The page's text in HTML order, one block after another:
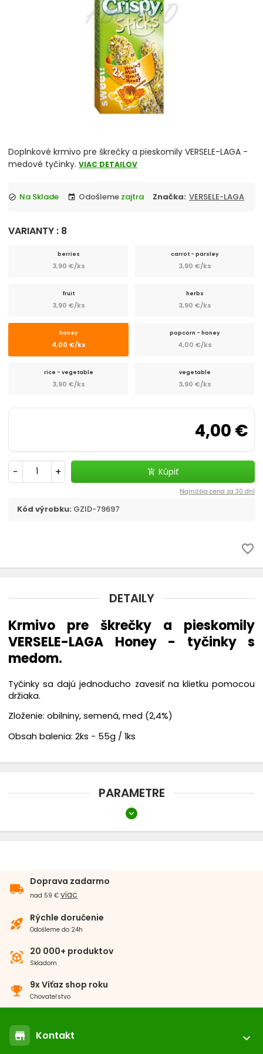
Prepravky a tašky
Doplnkové krmivo pre škrečky a pieskomily VERSELE-LAGA -
medové tyčinky. VIAC DETAILOV
check_circle Na Sklade event Odošleme zajtra Značka: VERSELE-LAGA
VARIANTY : 8
berries
3,90 €/ks
carrot - parsley
3,90 €/ks
fruit
3,90 €/ks
herbs
3,90 €/ks
honey
4,00 €/ks
popcorn - honey
4,00 €/ks
rice - vegetable
3,90 €/ks
vegetable
3,90 €/ks
4,00 €
- + add_shopping_cart Kúpiť
Najnižšia cena za 30 dní
Kód výrobku: GZID-79697
favorite_border
DETAILY
Krmivo pre škrečky a pieskomily
VERSELE-LAGA Honey - tyčinky s
medom.
Tyčinky sa dajú jednoducho zavesiť na klietku pomocou
držiaka.
Zloženie: obilniny, semená, med (2,4%)
Obsah balenia: 2ks - 55g / 1ks
PARAMETRE
expand_more
local_shipping
Doprava zadarmo
nad 59 € viac
rocket_launch Rýchle doručenie
Odošleme do 24h
view_in_ar 20 000+ produktov
Skladom
emoji_events 9x Víťaz shop roku
Chovateľstvo
store Kontakt
expand_more